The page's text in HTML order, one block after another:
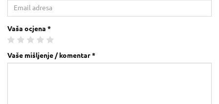
Vaša ocjena *
Vaše mišljenje / komentar *